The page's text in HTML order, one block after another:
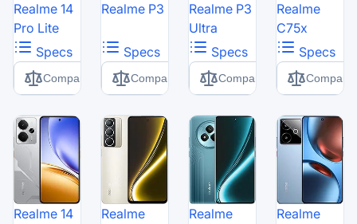
Realme 14
Pro Lite
Specs
Comparer
Realme P3
Specs
Comparer
Realme P3
Ultra
Specs
Comparer
Realme
C75x
Specs
Comparer
Realme 14
Realme
Realme
Realme